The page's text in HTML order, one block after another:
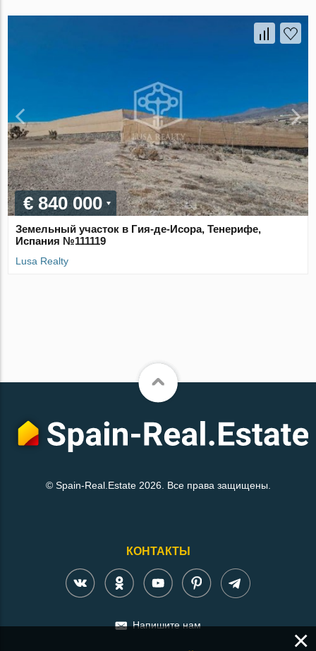
€ 840 000
Земельный участок в Гия-де-Исора, Тенерифе,
Испания №111119
Lusa Realty
© Spain-Real.Estate 2026. Все права защищены.
КОНТАКТЫ
Напишите нам
×